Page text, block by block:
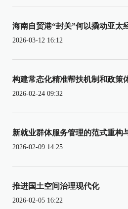
海南自贸港“封关”何以撬动亚太
2026-03-12 16:12
构建常态化精准帮扶机制和政策
2026-02-24 09:32
新就业群体服务管理的范式重构
2026-02-09 14:25
推进国土空间治理现代化
2026-02-05 16:22